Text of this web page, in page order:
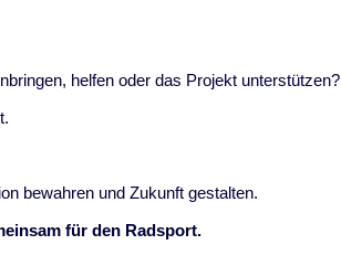
helfen oder das Projekt unterstützen?
bewahren und Zukunft gestalten.
für den Radsport.